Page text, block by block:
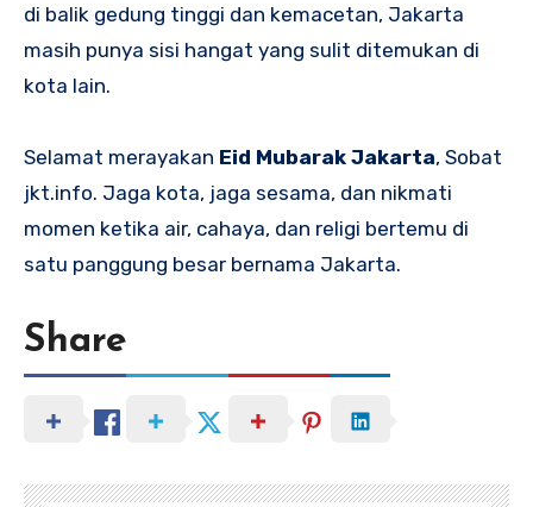
di balik gedung tinggi dan kemacetan, Jakarta
masih punya sisi hangat yang sulit ditemukan di
kota lain.
Selamat merayakan Eid Mubarak Jakarta, Sobat
jkt.info. Jaga kota, jaga sesama, dan nikmati
momen ketika air, cahaya, dan religi bertemu di
satu panggung besar bernama Jakarta.
Share